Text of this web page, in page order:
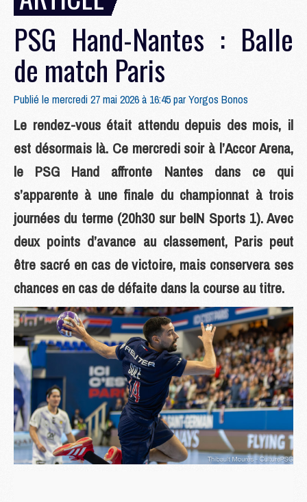
PSG Hand-Nantes : Balle
de match Paris
Publié le mercredi 27 mai 2026 à 16:45 parYorgos Bonos
Le rendez-vous était attendu depuis des mois, il
est désormais là. Ce mercredi soir à l’Accor Arena,
le PSG Hand affronte Nantes dans ce qui
s’apparente à une finale du championnat à trois
journées du terme (20h30 sur beIN Sports 1). Avec
deux points d’avance au classement, Paris peut
être sacré en cas de victoire, mais conservera ses
chances en cas de défaite dans la course au titre.